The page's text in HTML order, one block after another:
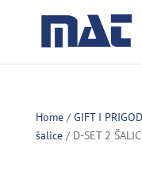
Home/GIFT I
šalice/ D-SET 2